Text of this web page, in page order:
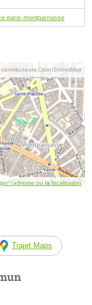
paris-montparnasse
OpenStreetMap
l’adresse ou la localisation
Trajet Maps